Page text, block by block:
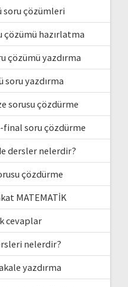
çözümleri
hazırlatma
çözümü yazdırma
yazdırma
sorusu çözdürme
soru çözdürme
dersler nelerdir?
çözdürme
MATEMATİK
cevaplar
nelerdir?
yazdırma